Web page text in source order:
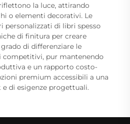
la luce, attirando
o elementi decorativi. Le
personalizzati di libri spesso
di finitura per creare
di differenziare le
competitivi, pur mantenendo
e un rapporto costo-
premium accessibili a una
di esigenze progettuali.